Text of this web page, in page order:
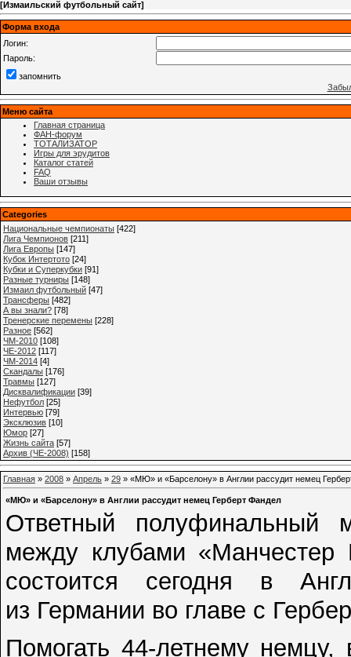
[Измаильский футбольный сайт]
Форма входа
Логин:
Пароль:
запомнить
Меню сайта
Главная страница
ФАН-форум
ТОТАЛИЗАТОР
Игры для эрудитов
Каталог статей
FAQ
Ваши отзывы
Categories
Национальные чемпионаты [422]
Лига Чемпионов [211]
Лига Европы [147]
Кубок Интертото [24]
Кубки и Суперкубки [91]
Разные турниры [148]
Измаил футбольный [47]
Трансферы [482]
А вы знали? [78]
Тренерские перемены [228]
Разное [562]
ЧМ-2010 [108]
ЧЕ-2012 [117]
ЧМ-2014 [4]
Cкандалы [176]
Травмы [127]
Дисквалификации [39]
Нефутбол [25]
Интервью [79]
Эксклюзив [10]
Юмор [27]
Жизнь сайта [57]
Архив (ЧЕ-2008) [158]
Главная » 2008 » Апрель » 29 » «МЮ» и «Барселону» в Англии рассудит немец
«МЮ» и «Барселону» в Англии рассудит немец Герберт Фандел
Ответный полуфинальный
между клубами
состоится сегодня в
из Германии во главе с
Помогать 44-летнему